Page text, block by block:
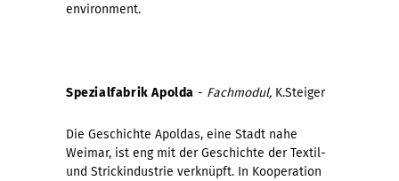
environment.
Spezialfabrik Apolda - Fachmodul, K.Steiger
Die Geschichte Apoldas, eine Stadt nahe
Weimar, ist eng mit der Geschichte der Textil-
und Strickindustrie verknüpft. In Kooperation